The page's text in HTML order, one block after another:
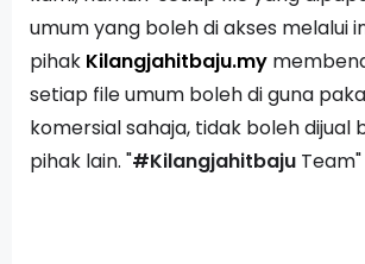
umum yang boleh di akses melalui
pihak Kilangjahitbaju.my
setiap file umum boleh di guna
komersial sahaja, tidak boleh dijual
pihak lain. "#Kilangjahitbaju Team"